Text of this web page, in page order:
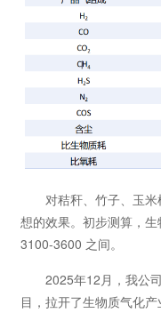
对秸秆、竹子、玉
想的效果。初步测算，
3100-3600 之间。
2025年12月，我公
目，拉开了生物质气化产